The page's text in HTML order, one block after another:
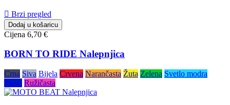
 Brzi pregled
Dodaj u košaricu
Cijena 6,70 €
BORN TO RIDE Nalepnjica
Crna Siva Bijela Crvena Narančasta Žuta Zelena Svetlo modra
Plava Ružičasta